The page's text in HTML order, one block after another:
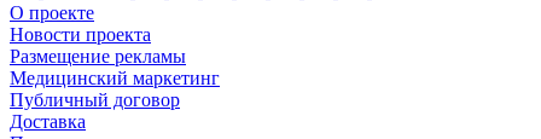
О проекте
Новости проекта
Размещение рекламы
Медицинский маркетинг
Публичный договор
Доставка